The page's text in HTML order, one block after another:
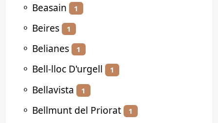
⚬ Beasain 1
⚬ Beires 1
⚬ Belianes 1
⚬ Bell-lloc D'urgell 1
⚬ Bellavista 1
⚬ Bellmunt del Priorat 1